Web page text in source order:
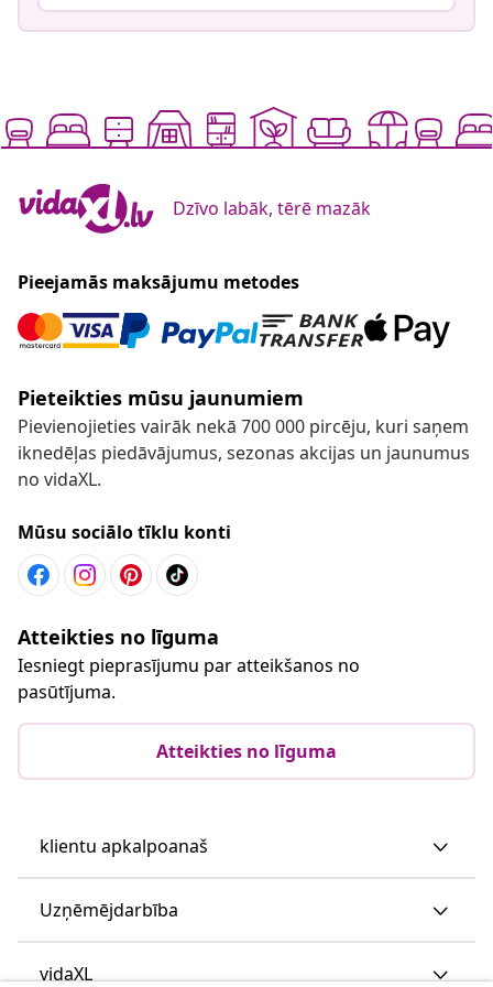
Dzīvo labāk, tērē mazāk
Pieejamās maksājumu metodes
Pieteikties mūsu jaunumiem
Pievienojieties vairāk nekā 700 000 pircēju, kuri saņem
iknedēļas piedāvājumus, sezonas akcijas un jaunumus
no vidaXL.
Mūsu sociālo tīklu konti
Atteikties no līguma
Iesniegt pieprasījumu par atteikšanos no
pasūtījuma.
Atteikties no līguma
klientu apkalpoanaš
Uzņēmējdarbība
vidaXL